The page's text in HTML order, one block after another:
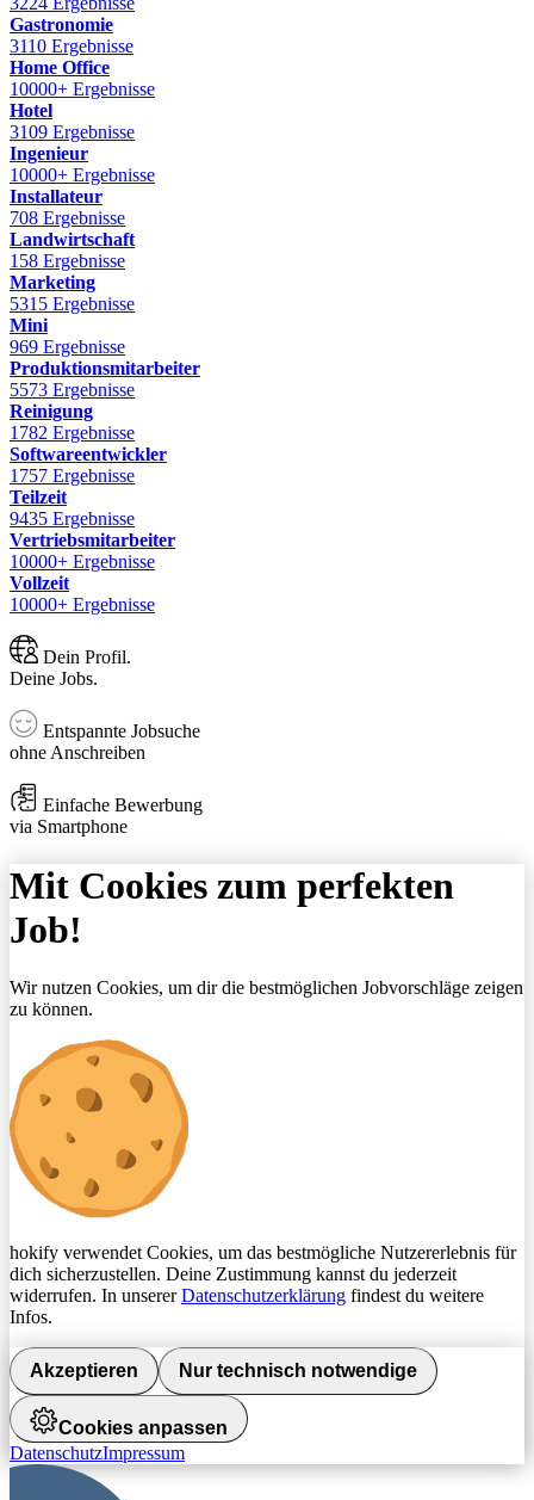
Gastronomie
3110 Ergebnisse
Home Office
10000+ Ergebnisse
Hotel
3109 Ergebnisse
Ingenieur
10000+ Ergebnisse
Installateur
708 Ergebnisse
Landwirtschaft
158 Ergebnisse
Marketing
5315 Ergebnisse
Mini
969 Ergebnisse
Produktionsmitarbeiter
5573 Ergebnisse
Reinigung
1782 Ergebnisse
Softwareentwickler
1757 Ergebnisse
Teilzeit
9435 Ergebnisse
Vertriebsmitarbeiter
10000+ Ergebnisse
Vollzeit
10000+ Ergebnisse
Dein Profil.
Deine Jobs.
Entspannte Jobsuche
ohne Anschreiben
Einfache Bewerbung
via Smartphone
Mit Cookies zum perfekten
Job!
Wir nutzen Cookies, um dir die bestmöglichen Jobvorschläge zeigen
zu können.
hokify verwendet Cookies, um das bestmögliche Nutzererlebnis für
dich sicherzustellen. Deine Zustimmung kannst du jederzeit
widerrufen. In unsererDatenschutzerklärung findest du weitere
Infos.
Akzeptieren Nur technisch notwendige
Cookies anpassen
DatenschutzImpressum